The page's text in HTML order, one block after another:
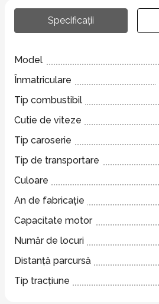
Specificații
Model
Înmatriculare
Tip combustibil
Cutie de viteze
Tip caroserie
Tip de transportare
Culoare
An de fabricație
Capacitate motor
Număr de locuri
Distanță parcursă
Tip tracțiune